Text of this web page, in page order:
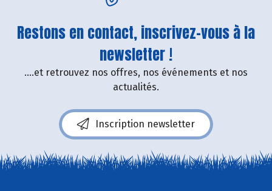
Restons en contact, inscrivez-vous à la
newsletter !
....et retrouvez nos offres, nos événements et nos
actualités.
Inscription newsletter